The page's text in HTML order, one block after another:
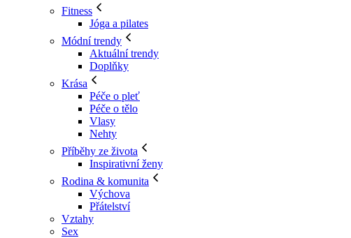
Fitness
Jóga a pilates
Módní trendy
Aktuální trendy
Doplňky
Krása
Péče o pleť
Péče o tělo
Vlasy
Nehty
Příběhy ze života
Inspirativní ženy
Rodina & komunita
Výchova
Přátelství
Vztahy
Sex